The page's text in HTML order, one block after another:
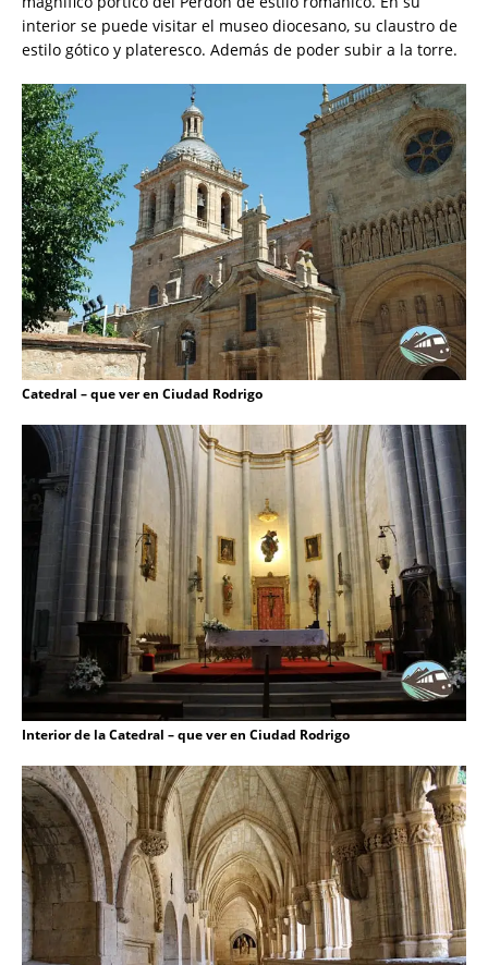
interior se puede visitar el museo diocesano, su claustro de
estilo gótico y plateresco. Además de poder subir a la torre.
Catedral – que ver en Ciudad Rodrigo
Interior de la Catedral – que ver en Ciudad Rodrigo